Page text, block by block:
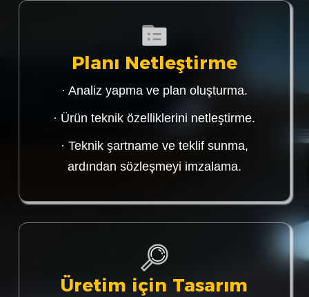
Planı Netleştirme
· Analiz yapma ve plan oluşturma.
· Ürün teknik özelliklerini netleştirme.
· Teknik şartname ve teklif sunma,
ardından sözleşmeyi imzalama.
Üretim için Tasarım